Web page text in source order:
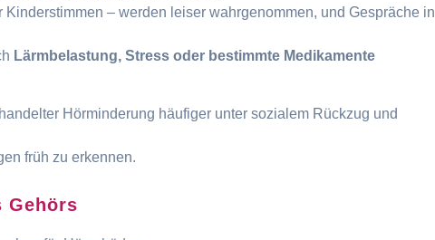
– werden leiser wahrgenommen, und Gespräche in
Lärmbelastung, Stress oder bestimmte Medikamente
Hörminderung häufiger unter sozialem Rückzug und
früh zu erkennen.
Gehörs